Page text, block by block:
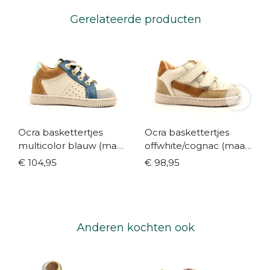
Gerelateerde producten
Ocra baskettertjes
multicolor blauw (maat
19-24)
€ 104,95
Ocra baskettertjes
offwhite/cognac (maat
19-24)
€ 98,95
Anderen kochten ook